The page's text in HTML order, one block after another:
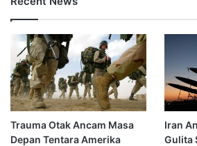
Trauma Otak Ancam Masa
Depan Tentara Amerika
Iran
Gulita